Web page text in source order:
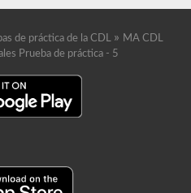
de práctica de la CDL » MA CDL
Prueba de práctica - 5